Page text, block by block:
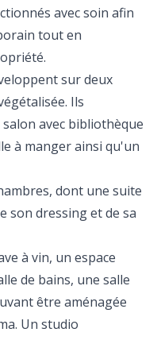
avec soin afin
tout en
sur deux
Ils
avec bibliothèque
à manger ainsi qu'un
dont une suite
son dressing et de sa
à vin, un espace
de bains, une salle
être aménagée
Un studio